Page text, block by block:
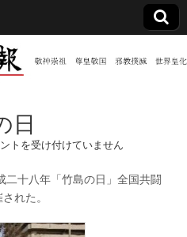
日
】
トを受け付けていません
二十八年「竹島の日」全国共闘
れた。